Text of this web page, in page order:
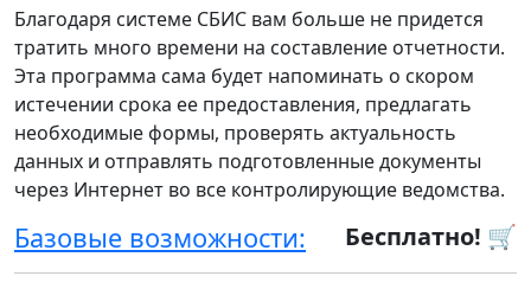
Благодаря системе СБИС вам больше не придется
тратить много времени на составление отчетности.
Эта программа сама будет напоминать о скором
истечении срока ее предоставления, предлагать
необходимые формы, проверять актуальность
данных и отправлять подготовленные документы
через Интернет во все контролирующие ведомства.
Бесплатно! 🛒
Базовые возможности: